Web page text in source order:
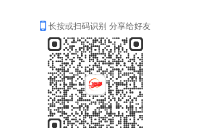
长按或扫码识别 分享给好友